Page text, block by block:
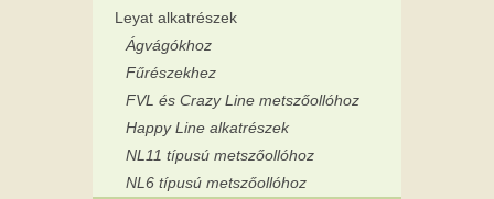
Leyat alkatrészek
Ágvágókhoz
Fűrészekhez
FVL és Crazy Line metszőollóhoz
Happy Line alkatrészek
NL11 típusú metszőollóhoz
NL6 típusú metszőollóhoz